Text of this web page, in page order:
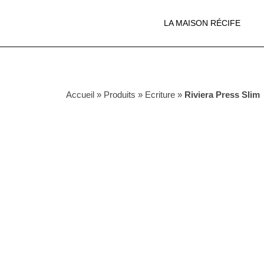
LA MAISON RÉCIFE
Accueil » Produits » Ecriture » Riviera Press Slim